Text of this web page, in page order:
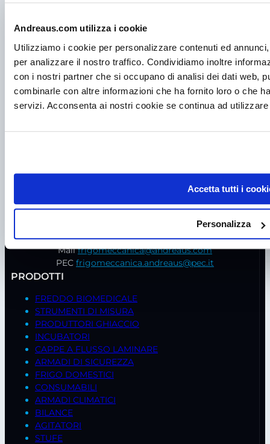
Andreaus.com utilizza i cookie
Utilizziamo i cookie per personalizzare contenuti ed
per analizzare il nostro traffico. Condividiamo inoltre
con i nostri partner che si occupano di analisi dei dati web,
combinarle con altre informazioni che ha fornito loro o che
servizi. Acconsenta ai nostri cookie se continua ad
Accetta tutti i
Personalizza
Tel.+39 049 685736
Mailfrigomeccanica@andreaus.com
PEC frigomeccanica.andreaus@pec.it
PRODOTTI
FREDDO BIOMEDICALE
STRUMENTI DI MISURA
PRODUTTORI GHIACCIO
INCUBATORI
CAPPE A FLUSSO LAMINARE
ARMADI DI SICUREZZA
FRIGO DOMESTICI
CONSUMABILI
ARMADI CLIMATICI
BILANCE
AGITATORI
STUFE